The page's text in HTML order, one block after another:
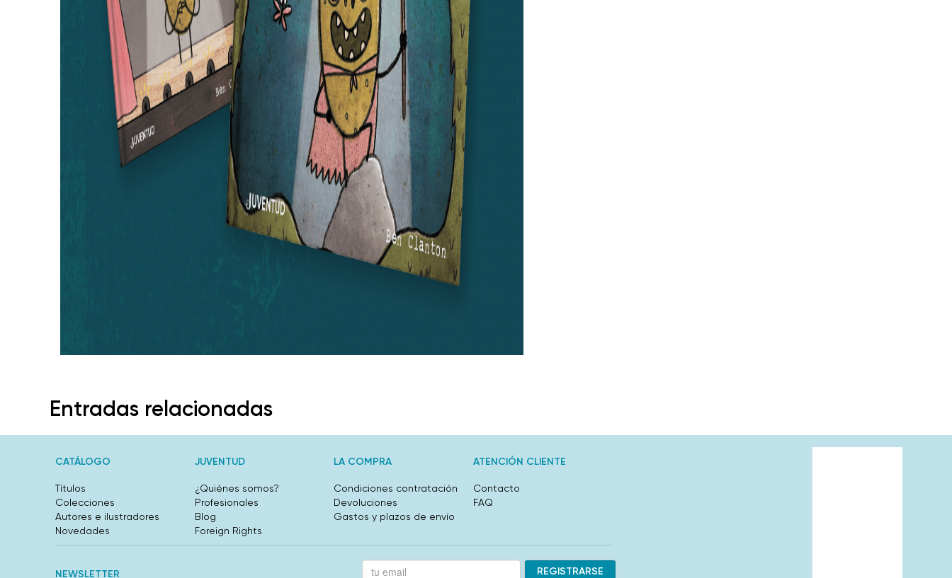
Entradas relacionadas
CATÁLOGO
Títulos
Colecciones
Autores e ilustradores
Novedades
JUVENTUD
¿Quiénes somos?
Profesionales
Blog
Foreign Rights
LA COMPRA
Condiciones contratación
Devoluciones
Gastos y plazos de envío
ATENCIÓN CLIENTE
Contacto
FAQ
NEWSLETTER